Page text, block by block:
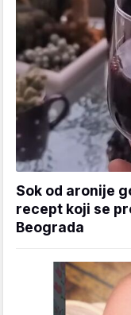
Sok od aronije
recept koji se
Beograda